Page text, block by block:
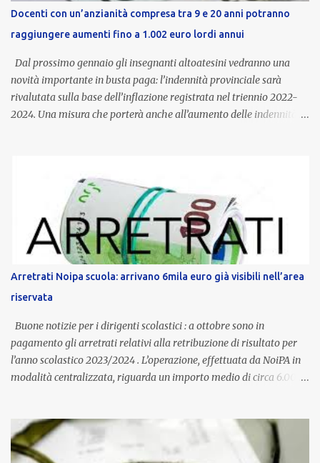
Docenti con un’anzianità compresa tra 9 e 20 anni potranno
raggiungere aumenti fino a 1.002 euro lordi annui
Dal prossimo gennaio gli insegnanti altoatesini vedranno una
novità importante in busta paga: l’indennità provinciale sarà
rivalutata sulla base dell’inflazione registrata nel triennio 2022-
2024. Una misura che porterà anche all’aumento delle indennità di
dedicato alle donne vittime di violenza di genere, in linea con la
normativa nazionale e con l’obiettivo di offrire maggiore tutela e
supporto in situazioni delicate. L’indennità provinciale per i docenti
è un unicum in Italia: si tratta di una misura esclusiva della
Provincia autonoma di Bolzano, che integra in maniera stabile lo
stipendio nazionale grazie alle prerogative garantite
dall’autonomia locale. Non è un bonus temporaneo né un
compenso accessorio, ma una voce strutturale di retribuzione,
aggiornata periodicamente in base al cost...
Arretrati Noipa scuola: arrivano 6mila euro già visibili nell’area
riservata
Buone notizie per i dirigenti scolastici : a ottobre sono in
pagamento gli arretrati relativi alla retribuzione di risultato per
l’anno scolastico 2023/2024 . L’operazione, effettuata da NoiPA in
modalità centralizzata, riguarda un importo medio di circa 6.000
ordinaria di ottobre . Cos’è la retribuzione di risultato La
retribuzione di risultato rappresenta la parte variabile dello